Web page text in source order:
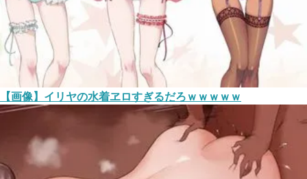
【画像】イリヤの水着ヱロすぎるだろｗｗｗｗｗ